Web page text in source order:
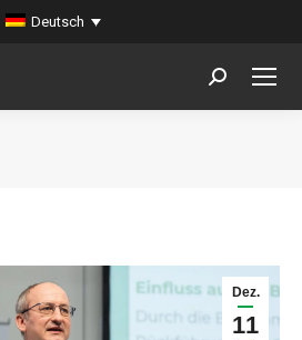
Deutsch
Search:
Dez.
11